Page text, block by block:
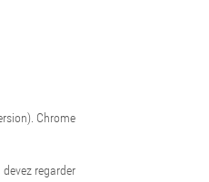
Chrome
devez regarder